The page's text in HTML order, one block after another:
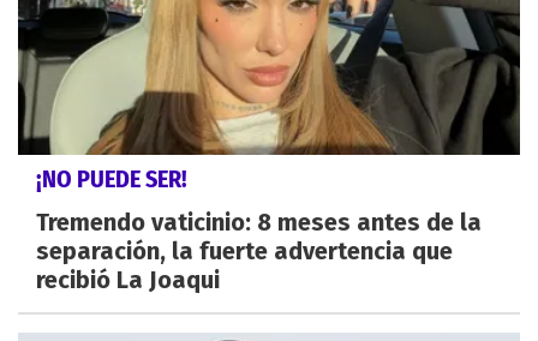
¡NO PUEDE SER!
Tremendo vaticinio: 8 meses antes de la
separación, la fuerte advertencia que
recibió La Joaqui